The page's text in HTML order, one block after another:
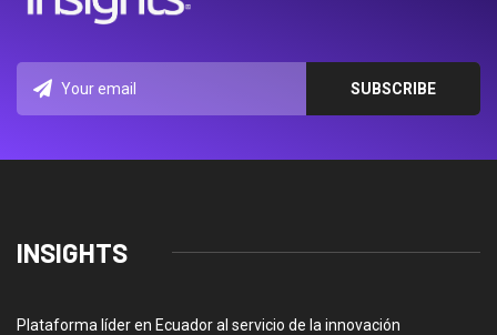
INSIGHTS
Plataforma líder en Ecuador al servicio de la innovación